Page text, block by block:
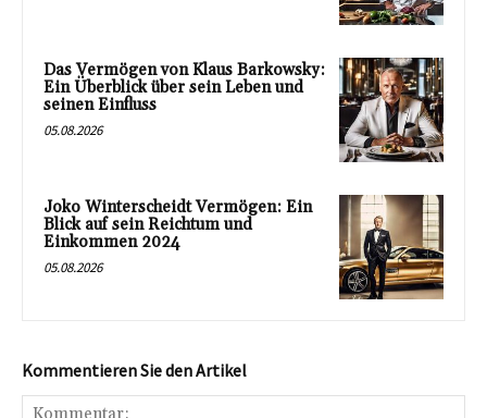
Das Vermögen von Klaus Barkowsky:
Ein Überblick über sein Leben und
seinen Einfluss
05.08.2026
Joko Winterscheidt Vermögen: Ein
Blick auf sein Reichtum und
Einkommen 2024
05.08.2026
Kommentieren Sie den Artikel